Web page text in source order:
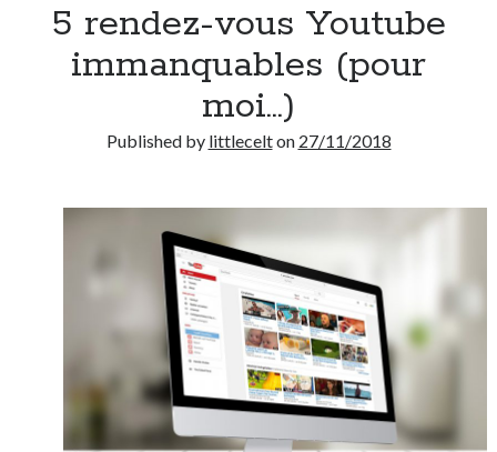
5 rendez-vous Youtube
immanquables (pour
moi…)
Published by littlecelton 27/11/2018